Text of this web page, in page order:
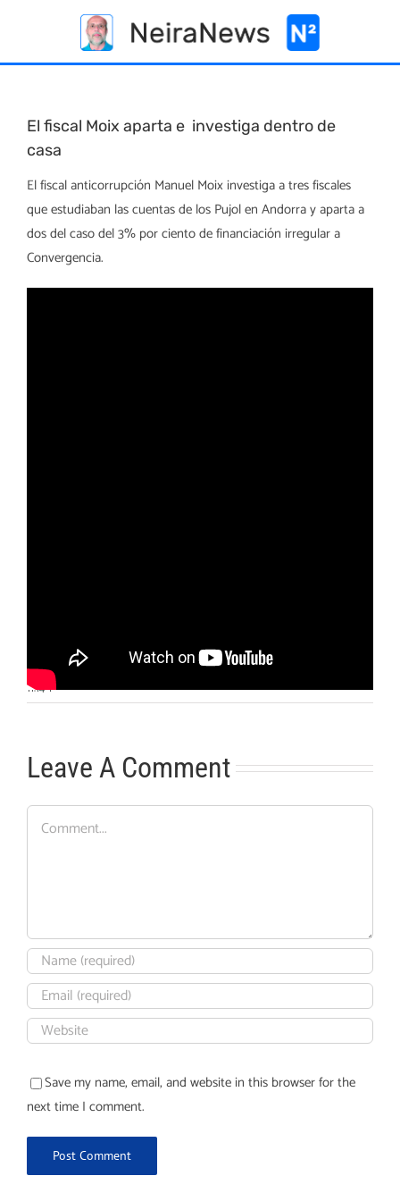
content
El fiscal Moix aparta e investiga dentro de
casa
El fiscal anticorrupción Manuel Moix investiga a tres fiscales
que estudiaban las cuentas de los Pujol en Andorra y aparta a
dos del caso del 3% por ciento de financiación irregular a
Convergencia.
11:14 |
Leave A Comment
Save my name, email, and website in this browser for the
next time I comment.